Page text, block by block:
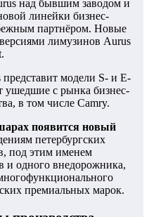
над бывшим заводом и
линейки бизнес-
партнёром. Новые
лимузинов Aurus
модели S- и E-
ушедшие с рынка бизнес-
в том числе Camry.
появится новый
петербургских
под этим именем
и одного внедорожника,
премиальных марок.